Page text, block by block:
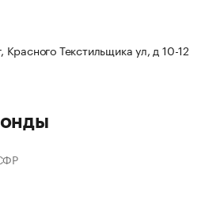
Красного Текстильщика ул, д 10-12